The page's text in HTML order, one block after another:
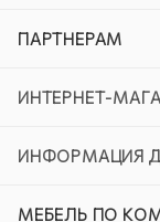
ПАРТНЕРАМ
ИНТЕРНЕТ-
ИНФОРМАЦИЯ
МЕБЕЛЬ ПО